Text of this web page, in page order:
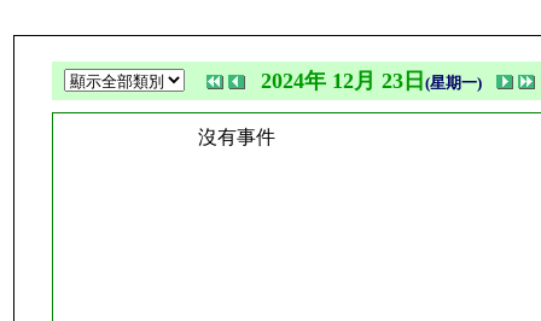
2024年 12月 23日 (星期一)
沒有事件